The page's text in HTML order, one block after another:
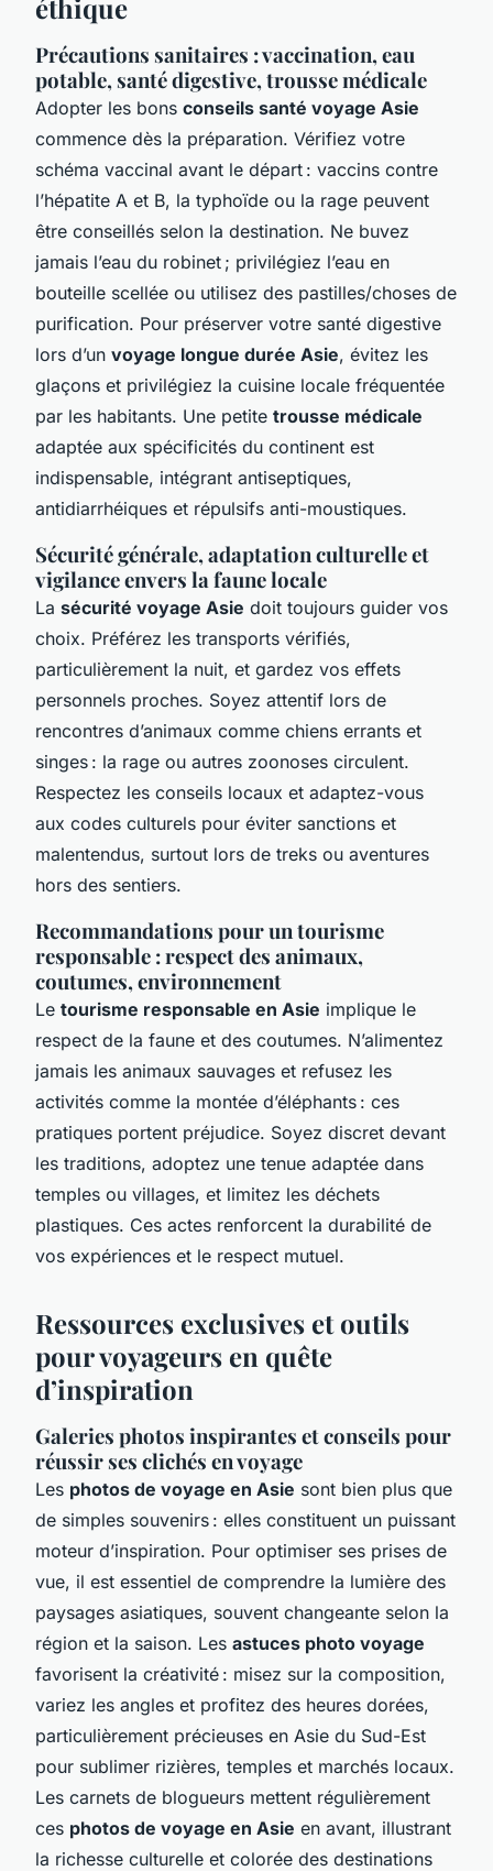
éthique
Précautions sanitaires : vaccination, eau
potable, santé digestive, trousse médicale
Adopter les bons conseils santé voyage Asie
commence dès la préparation. Vérifiez votre
schéma vaccinal avant le départ : vaccins contre
l’hépatite A et B, la typhoïde ou la rage peuvent
être conseillés selon la destination. Ne buvez
jamais l’eau du robinet ; privilégiez l’eau en
bouteille scellée ou utilisez des pastilles/choses de
purification. Pour préserver votre santé digestive
lors d’un voyage longue durée Asie, évitez les
glaçons et privilégiez la cuisine locale fréquentée
par les habitants. Une petite trousse médicale
adaptée aux spécificités du continent est
indispensable, intégrant antiseptiques,
antidiarrhéiques et répulsifs anti-moustiques.
Sécurité générale, adaptation culturelle et
vigilance envers la faune locale
La sécurité voyage Asie doit toujours guider vos
choix. Préférez les transports vérifiés,
particulièrement la nuit, et gardez vos effets
personnels proches. Soyez attentif lors de
rencontres d’animaux comme chiens errants et
singes : la rage ou autres zoonoses circulent.
Respectez les conseils locaux et adaptez-vous
aux codes culturels pour éviter sanctions et
malentendus, surtout lors de treks ou aventures
hors des sentiers.
Recommandations pour un tourisme
responsable : respect des animaux,
coutumes, environnement
Le tourisme responsable en Asie implique le
respect de la faune et des coutumes. N’alimentez
jamais les animaux sauvages et refusez les
activités comme la montée d’éléphants : ces
pratiques portent préjudice. Soyez discret devant
les traditions, adoptez une tenue adaptée dans
temples ou villages, et limitez les déchets
plastiques. Ces actes renforcent la durabilité de
vos expériences et le respect mutuel.
Ressources exclusives et outils
pour voyageurs en quête
d’inspiration
Galeries photos inspirantes et conseils pour
réussir ses clichés en voyage
Les photos de voyage en Asie sont bien plus que
de simples souvenirs : elles constituent un puissant
moteur d’inspiration. Pour optimiser ses prises de
vue, il est essentiel de comprendre la lumière des
paysages asiatiques, souvent changeante selon la
région et la saison. Les astuces photo voyage
favorisent la créativité : misez sur la composition,
variez les angles et profitez des heures dorées,
particulièrement précieuses en Asie du Sud-Est
pour sublimer rizières, temples et marchés locaux.
Les carnets de blogueurs mettent régulièrement
ces photos de voyage en Asie en avant, illustrant
la richesse culturelle et colorée des destinations